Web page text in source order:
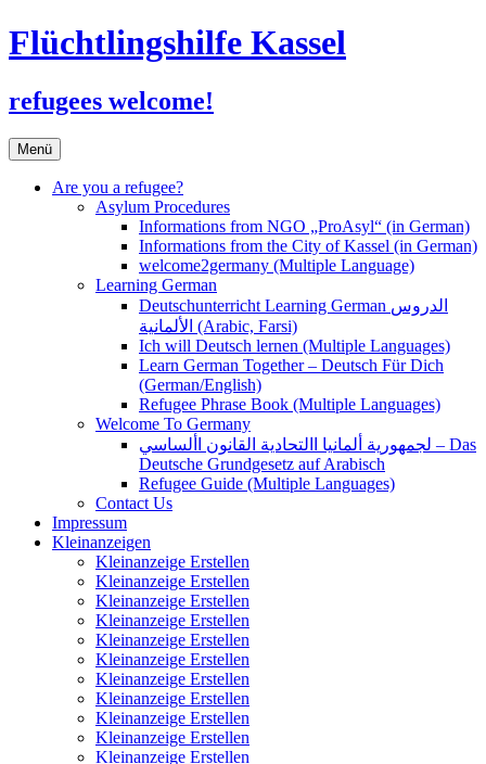
Flüchtlingshilfe Kassel
refugees welcome!
Menü Zum
Inhalt
springen
Are you a refugee?
Asylum Procedures
Informations from NGO „ProAsyl“ (in German)
Informations from the City of Kassel (in German)
welcome2germany (Multiple Language)
Learning German
Deutschunterricht Learning German الدروس
الألمانية (Arabic, Farsi)
Ich will Deutsch lernen (Multiple Languages)
Learn German Together – Deutsch Für Dich
(German/English)
Refugee Phrase Book (Multiple Languages)
Welcome To Germany
لجمهورية ألمانيا االتحادية القانون األساسي – Das
Deutsche Grundgesetz auf Arabisch
Refugee Guide (Multiple Languages)
Contact Us
Impressum
Kleinanzeigen
Kleinanzeige Erstellen
Kleinanzeige Erstellen
Kleinanzeige Erstellen
Kleinanzeige Erstellen
Kleinanzeige Erstellen
Kleinanzeige Erstellen
Kleinanzeige Erstellen
Kleinanzeige Erstellen
Kleinanzeige Erstellen
Kleinanzeige Erstellen
Kleinanzeige Erstellen